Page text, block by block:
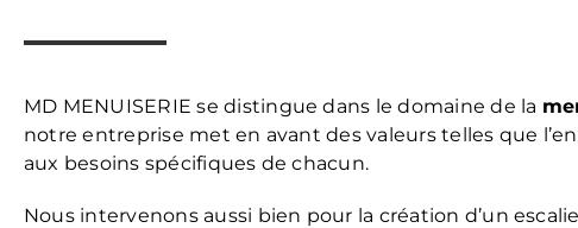
MD MENUISERIE se distingue dans le domaine de la
notre entreprise met en avant des valeurs telles que
aux besoins spécifiques de chacun.
Nous intervenons aussi bien pour la création d’un